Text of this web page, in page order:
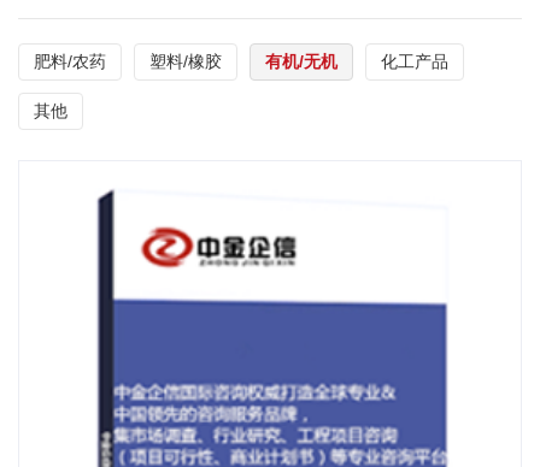
肥料/农药 塑料/橡胶 有机/无机 化工产品
其他